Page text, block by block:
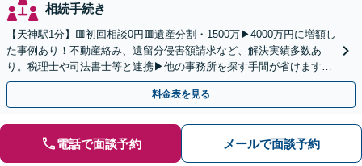
相続手続き
【天神駅1分】🟥初回相談0円🟥遺産分割・1500万▶4000万円に増額し
た事例あり！不動産絡み、遺留分侵害額請求など、解決実績多数あ
り。税理士や司法書士等と連携▶他の事務所を探す手間が省けます！
不動産会社と連携し無料査定&財産調査も◎
料金表を見る
電話で面談予約 メールで面談予約